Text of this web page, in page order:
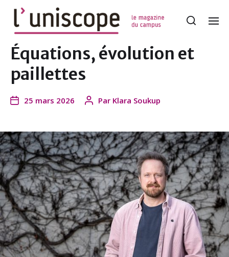
Équations, évolution et
paillettes
25 mars 2026 Par Klara Soukup